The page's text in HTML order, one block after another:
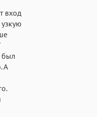
вход
был
А